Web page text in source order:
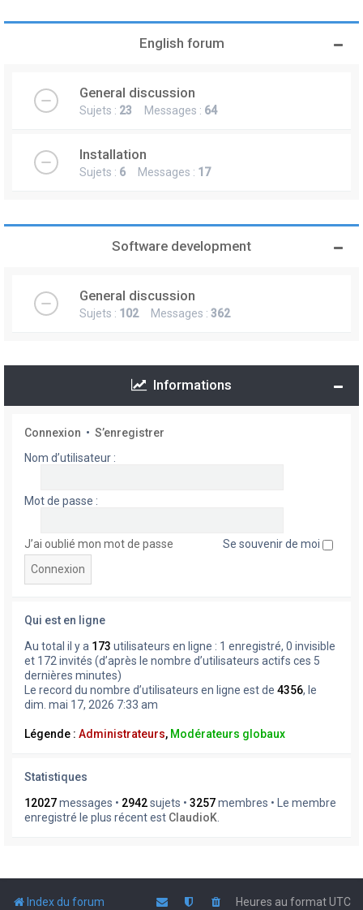
English forum
General discussion
Sujets : 23 Messages : 64
Installation
Sujets : 6 Messages : 17
Software development
General discussion
Sujets : 102Messages : 362
Informations
Connexion • S’enregistrer
Nom d’utilisateur :
Mot de passe :
J’ai oublié mon mot de passe Se souvenir de moi
Qui est en ligne
Au total il y a 173 utilisateurs en ligne : 1 enregistré, 0 invisible
et 172 invités (d’après le nombre d’utilisateurs actifs ces 5
dernières minutes)
Le record du nombre d’utilisateurs en ligne est de 4356, le
dim. mai 17, 2026 7:33 am
Légende : Administrateurs, Modérateurs globaux
Statistiques
12027messages • 2942sujets • 3257membres • Le membre
enregistré le plus récent est ClaudioK
Index du forum Heures au formatUTC